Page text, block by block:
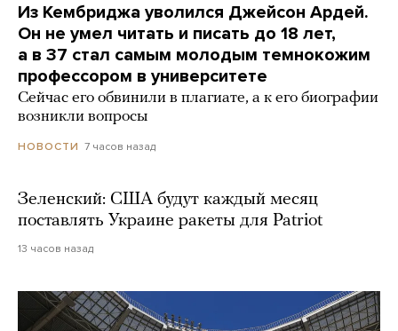
Из Кембриджа уволился Джейсон Ардей.
Он не умел читать и писать до 18 лет,
а в 37 стал самым молодым темнокожим
профессором в университете
Сейчас его обвинили в плагиате, а к его биографии
возникли вопросы
НОВОСТИ 7 часов назад
Зеленский: США будут каждый месяц
поставлять Украине ракеты для Patriot
13 часов назад